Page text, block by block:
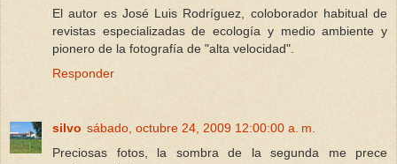
El autor es José Luis Rodríguez, coloborador habitual de
revistas especializadas de ecología y medio ambiente y
pionero de la fotografía de "alta velocidad".
Responder
silvo sábado, octubre 24, 2009 12:00:00 a. m.
Preciosas fotos, la sombra de la segunda me prece